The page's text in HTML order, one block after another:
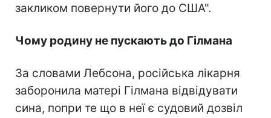
закликом повернути його до США".
Чому родину не пускають до Гілмана
За словами Лебсона, російська лікарня
заборонила матері Гілмана відвідувати
сина, попри те що в неї є судовий дозвіл